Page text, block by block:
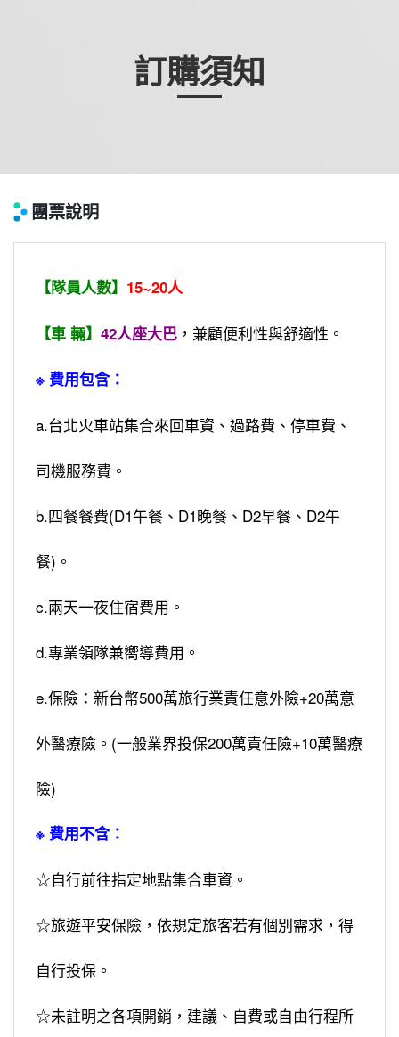
訂購須知
團票說明
【隊員人數】 15~20人
【車 輛】 42人座大巴 ，兼顧便利性與舒適性。
※ 費用包含：
a.台北火車站集合來回車資、過路費、停車費、
司機服務費。
b.四餐餐費(D1午餐、D1晚餐、D2早餐、D2午
餐)。
c.兩天一夜住宿費用。
d.專業領隊兼嚮導費用。
e.保險：新台幣500萬旅行業責任意外險+20萬意
外醫療險。(一般業界投保200萬責任險+10萬醫療
險)
※ 費用不含：
☆自行前往指定地點集合車資。
☆旅遊平安保險，依規定旅客若有個別需求，得
自行投保。
☆未註明之各項開銷，建議、自費或自由行程所